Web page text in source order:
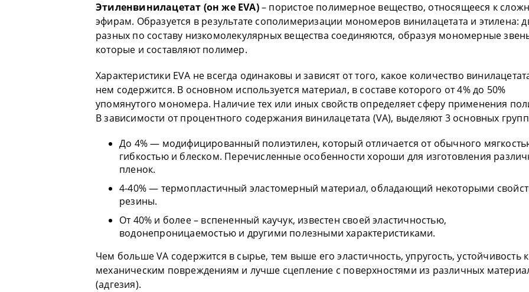
Этиленвинилацетат (он же EVA)– пористое полимерное вещество, относящееся к
эфирам. Образуется в результате сополимеризации мономеров винилацетата и этилена:
разных по составу низкомолекулярных вещества соединяются, образуя мономерные
которые и составляют полимер.
Характеристики EVA не всегда одинаковы и зависят от того, какое количество
нем содержится. В основном используется материал, в составе которого от 4% до 50%
упомянутого мономера. Наличие тех или иных свойств определяет сферу применения
В зависимости от процентного содержания винилацетата (VA), выделяют 3 основных
До 4% — модифицированный полиэтилен, который отличается от обычного
гибкостью и блеском. Перечисленные особенности хороши для изготовления
пленок.
4-40% — термопластичный эластомерный материал, обладающий некоторыми
резины.
От 40% и более – вспененный каучук, известен своей эластичностью,
водонепроницаемостью и другими полезными характеристиками.
Чем больше VA содержится в сырье, тем выше его эластичность, упругость, устойчивость к
механическим повреждениям и лучше сцепление с поверхностями из различных
(адгезия).